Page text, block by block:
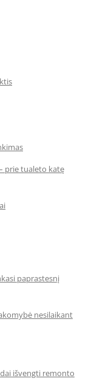
prie tualeto katę
paprastesnį
nesilaikant
išvengti remonto